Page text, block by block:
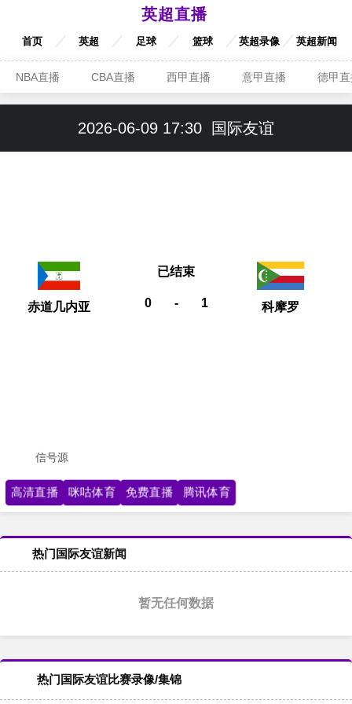
英超直播
首页 英超 足球 篮球 英超录像 英超新闻
NBA直播 CBA直播 西甲直播 意甲直播 德甲
2026-06-09 17:30 国际友谊
赤道几内亚 0 - 1
已结束
科摩罗
信号源
高清直播 咪咕体育 免费直播 腾讯体育
热门国际友谊新闻
暂无任何数据
热门国际友谊比赛录像/集锦